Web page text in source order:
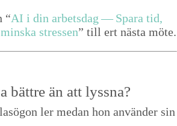
“AI i din arbets­dag — Spara tid,
stressen” till ert näs­ta möte.
bättre än att lyssna?